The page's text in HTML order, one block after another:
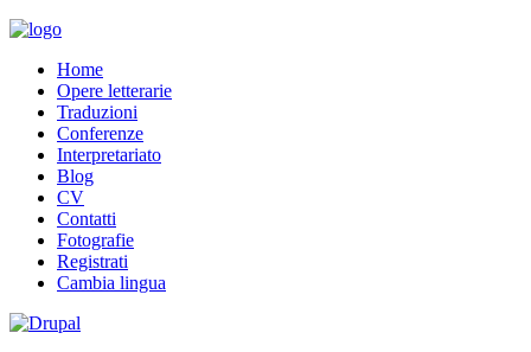
Home
Opere letterarie
Traduzioni
Conferenze
Interpretariato
Blog
CV
Contatti
Fotografie
Registrati
Cambia lingua